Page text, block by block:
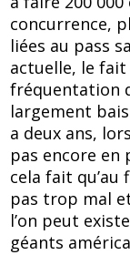
concurrence,
liées au pass
actuelle, le fait
fréquentation
largement
a deux ans,
pas encore en
cela fait qu’au
pas trop mal
l’on peut
géants